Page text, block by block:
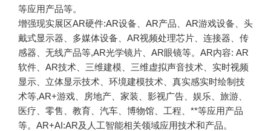
等应用产品等。
增强现实展区AR硬件:AR设备、AR产品、AR游戏设备、头
戴式显示器、多媒体设备、AR视频处理芯片、连接器、传
感器、无线产品等,AR光学镜片、AR眼镜等。AR内容: AR
软件、AR技术、三维建模、三维虚拟声音技术、实时视频
显示、立体显示技术、环境建模技术、真实感实时绘制技
术等,AR+游戏、房地产、家装、影视广告、娱乐、旅游、
医疗、零售、教育、汽车、博物馆、工程、**等应用产品
等。AR+AI:AR及人工智能相关领域应用技术和产品。